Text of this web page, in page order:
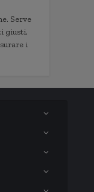
Serve
giusti,
i